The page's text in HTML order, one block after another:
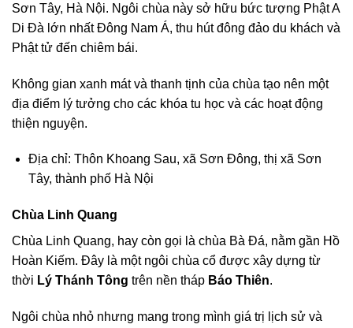
Sơn Tây, Hà Nội. Ngôi chùa này sở hữu bức tượng Phật A
Di Đà lớn nhất Đông Nam Á, thu hút đông đảo du khách và
Phật tử đến chiêm bái.
Không gian xanh mát và thanh tịnh của chùa tạo nên một
địa điểm lý tưởng cho các khóa tu học và các hoạt động
thiện nguyện.
Địa chỉ: Thôn Khoang Sau, xã Sơn Đông, thị xã Sơn
Tây, thành phố Hà Nội
Chùa Linh Quang
Chùa Linh Quang, hay còn gọi là chùa Bà Đá, nằm gần Hồ
Hoàn Kiếm. Đây là một ngôi chùa cổ được xây dựng từ
thời Lý Thánh Tông trên nền tháp Báo Thiên.
Ngôi chùa nhỏ nhưng mang trong mình giá trị lịch sử và